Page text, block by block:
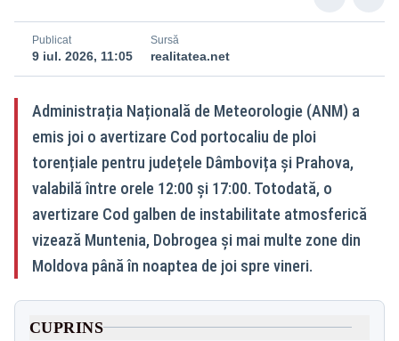
Publicat
9 iul. 2026, 11:05
Sursă
realitatea.net
Administrația Națională de Meteorologie (ANM) a
emis joi o avertizare Cod portocaliu de ploi
torențiale pentru județele Dâmbovița și Prahova,
valabilă între orele 12:00 și 17:00. Totodată, o
avertizare Cod galben de instabilitate atmosferică
vizează Muntenia, Dobrogea și mai multe zone din
Moldova până în noaptea de joi spre vineri.
CUPRINS